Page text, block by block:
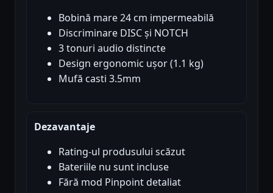
Bobină mare 24 cm impermeabilă
Discriminare DISC și NOTCH
3 tonuri audio distincte
Design ergonomic ușor (1.1 kg)
Mufă casti 3.5mm
Dezavantaje
Rating-ul produsului scăzut
Bateriile nu sunt incluse
Fără mod Pinpoint detaliat